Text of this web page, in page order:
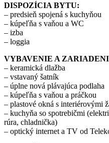
DISPOZÍCIA BYTU:
– predsieň spojená s kuchyňou
– kúpeľňa s vaňou a WC
– izba
– loggia
VYBAVENIE A
– keramická dlažba
– vstavaný šatník
– úplne nová plávajúca podlaha
– kúpeľňa s vaňou a práčkou
– plastové okná s interiérovými
– kuchyňa so spotrebičmi
rúra, chladnička)
– optický internet a TV od